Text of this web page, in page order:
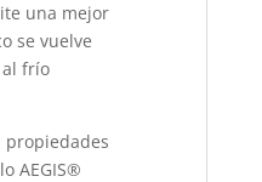
una mejor
se vuelve
frío
propiedades
AEGIS®